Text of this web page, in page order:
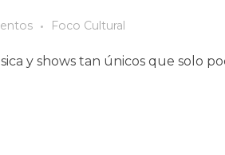
Foco Cultural
y shows tan únicos que solo